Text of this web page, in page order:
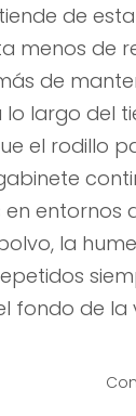
de
menos de
de
lo largo del
el rodillo
entornos
la
fondo de la